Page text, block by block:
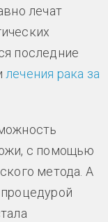
лечат
последние
лечения рака за
с помощью
метода. А